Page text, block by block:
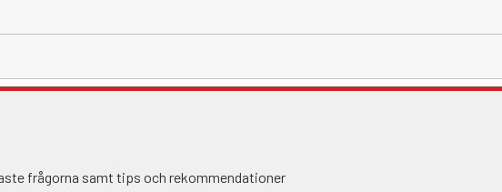
frågorna samt tips och rekommendationer